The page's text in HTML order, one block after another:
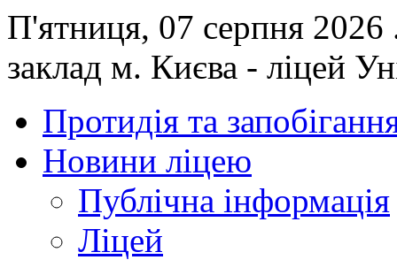
П'ятниця, 07 серпня
заклад м. Києва - ліцей
Протидія та
Новини ліцею
Публічна інформація
Ліцей